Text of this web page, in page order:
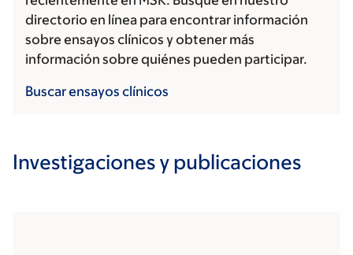
directorio en línea para encontrar información
sobre ensayos clínicos y obtener más
información sobre quiénes pueden participar.
Buscar ensayos clínicos
Investigaciones y publicaciones